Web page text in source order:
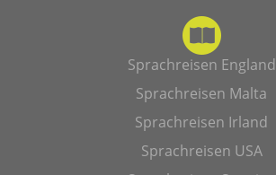
Sprachreisen England
Sprachreisen Malta
Sprachreisen Irland
Sprachreisen USA